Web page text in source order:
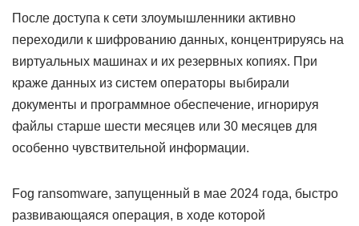
После доступа к сети злоумышленники активно
переходили к шифрованию данных, концентрируясь на
виртуальных машинах и их резервных копиях. При
краже данных из систем операторы выбирали
документы и программное обеспечение, игнорируя
файлы старше шести месяцев или 30 месяцев для
особенно чувствительной информации.
Fog ransomware, запущенный в мае 2024 года, быстро
развивающаяся операция, в ходе которой